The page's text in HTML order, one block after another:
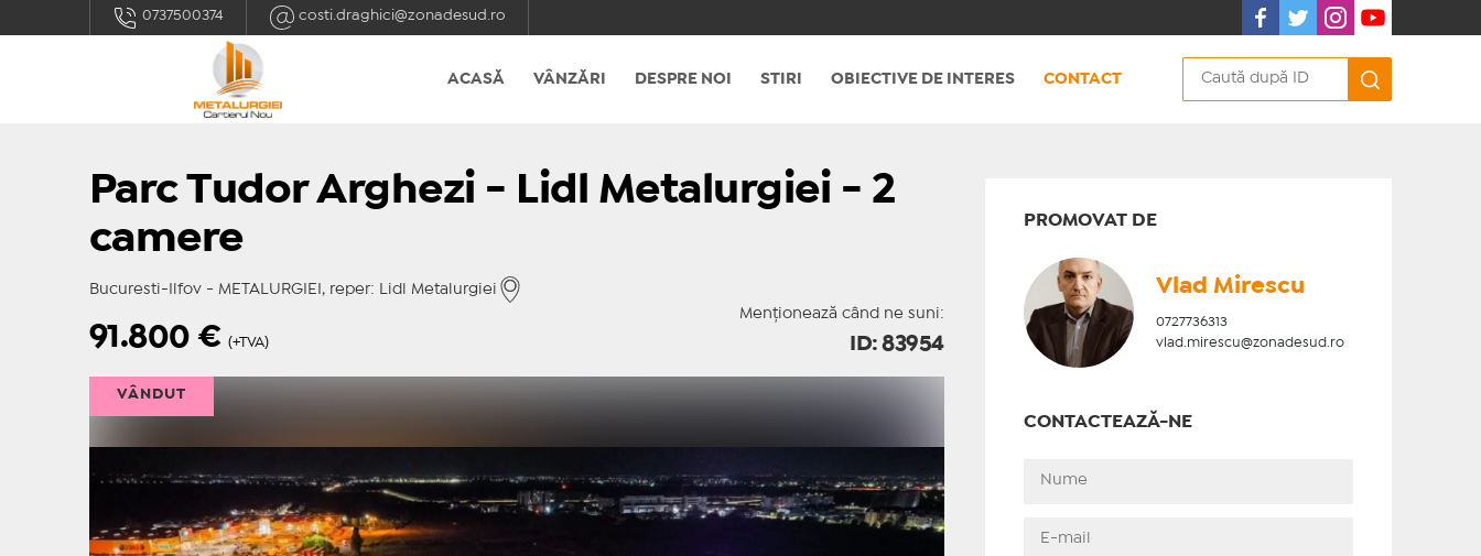
0737500374 costi.draghici@zonadesud.ro
ACASĂ VÂNZĂRI DESPRE NOI STIRI OBIECTIVE DE INTERES CONTACT
Parc Tudor Arghezi - Lidl Metalurgiei - 2
camere
Bucuresti-Ilfov - METALURGIEI, reper: Lidl Metalurgiei
Menționează când ne suni:
91.800€ (+TVA) ID: 83954
VÂNDUT
PROMOVAT DE
Vlad Mirescu
0727736313
vlad.mirescu@zonadesud.ro
CONTACTEAZĂ-NE